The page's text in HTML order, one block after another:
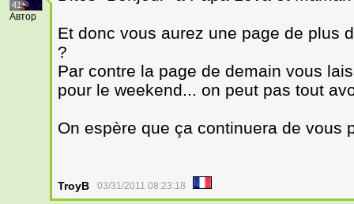
41
Автор
Et donc vous aurez une page de plus
?
Par contre la page de demain vous
pour le weekend... on peut pas tout
On espère que ça continuera de vous
TroyB 03/31/2011 08:23:18